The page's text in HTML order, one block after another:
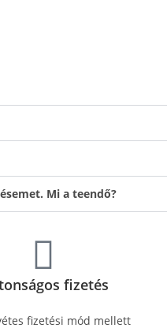
Mi a teendő?
fizetés
fizetési mód mellett